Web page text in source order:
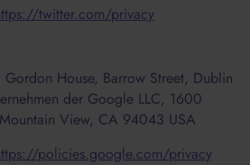
twitter.com/privacy
House, Barrow Street, Dublin
der Google LLC, 1600
View, CA 94043 USA
policies.google.com/privacy